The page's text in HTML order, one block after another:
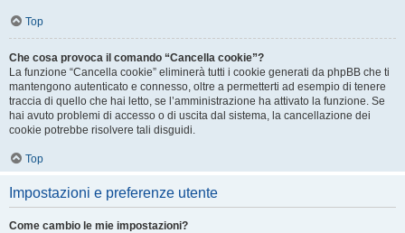
Top
Che cosa provoca il comando “Cancella cookie”?
La funzione “Cancella cookie” eliminerà tutti i cookie generati da phpBB che ti
mantengono autenticato e connesso, oltre a permetterti ad esempio di tenere
traccia di quello che hai letto, se l’amministrazione ha attivato la funzione. Se
hai avuto problemi di accesso o di uscita dal sistema, la cancellazione dei
cookie potrebbe risolvere tali disguidi.
Top
Impostazioni e preferenze utente
Come cambio le mie impostazioni?